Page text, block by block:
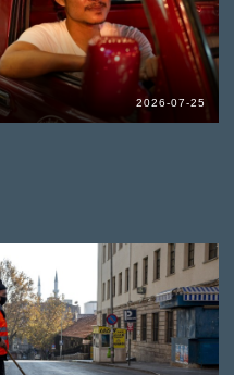
2026-07-25